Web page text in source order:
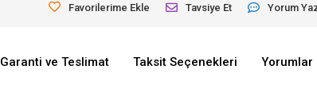
Favorilerime Ekle Tavsiye Et Yorum
Garanti ve Teslimat Taksit Seçenekleri Yorumlar